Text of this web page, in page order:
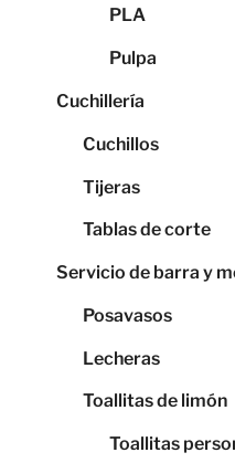
PLA
Pulpa
Cuchillería
Cuchillos
Tijeras
Tablas de corte
Servicio de barra y
Posavasos
Lecheras
Toallitas de limón
Toallitas